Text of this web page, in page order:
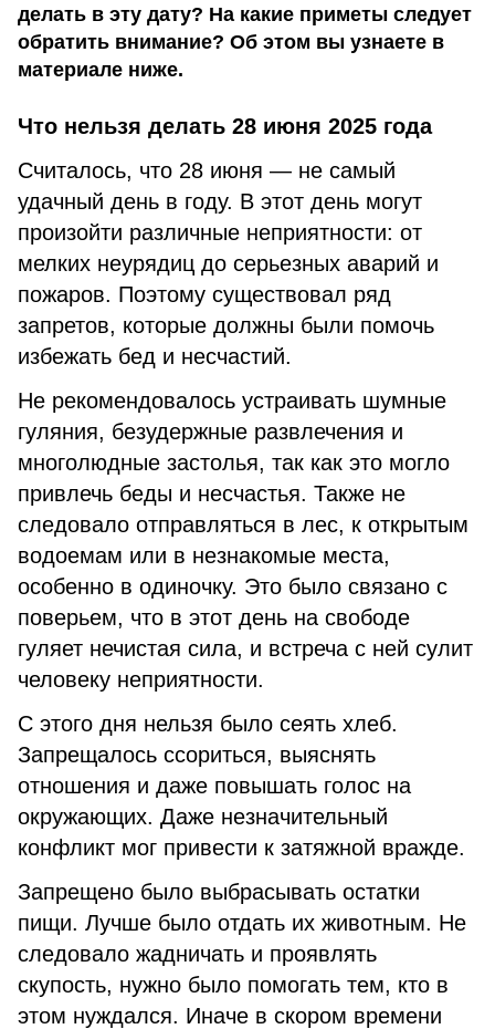
делать в эту дату? На какие приметы следует
обратить внимание? Об этом вы узнаете в
материале ниже.
Что нельзя делать 28 июня 2025 года
Считалось, что 28 июня — не самый
удачный день в году. В этот день могут
произойти различные неприятности: от
мелких неурядиц до серьезных аварий и
пожаров. Поэтому существовал ряд
запретов, которые должны были помочь
избежать бед и несчастий.
Не рекомендовалось устраивать шумные
гуляния, безудержные развлечения и
многолюдные застолья, так как это могло
привлечь беды и несчастья. Также не
следовало отправляться в лес, к открытым
водоемам или в незнакомые места,
особенно в одиночку. Это было связано с
поверьем, что в этот день на свободе
гуляет нечистая сила, и встреча с ней сулит
человеку неприятности.
С этого дня нельзя было сеять хлеб.
Запрещалось ссориться, выяснять
отношения и даже повышать голос на
окружающих. Даже незначительный
конфликт мог привести к затяжной вражде.
Запрещено было выбрасывать остатки
пищи. Лучше было отдать их животным. Не
следовало жадничать и проявлять
скупость, нужно было помогать тем, кто в
этом нуждался. Иначе в скором времени